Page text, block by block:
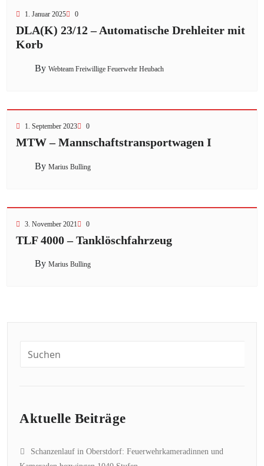
1. Januar 2025 0
DLA(K) 23/12 – Automatische Drehleiter mit
Korb
By Webteam Freiwillige Feuerwehr Heubach
1. September 2023 0
MTW – Mannschaftstransportwagen I
By Marius Bulling
3. November 2021 0
TLF 4000 – Tanklöschfahrzeug
By Marius Bulling
Aktuelle Beiträge
Schanzenlauf in Oberstdorf: Feuerwehrkameradinnen und